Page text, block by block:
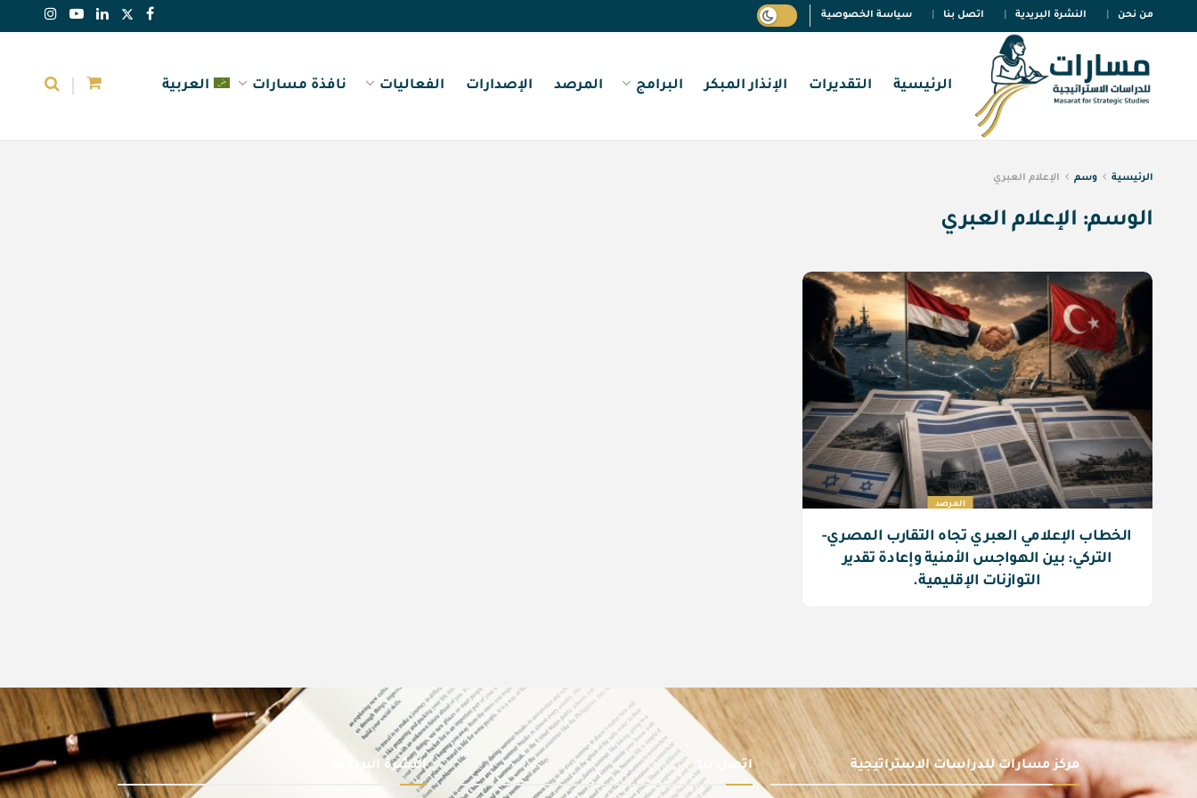
من نحن النشرة البريدية اتصل بنا سياسة الخصوصية
الرئيسية التقديرات الإنذار المبكر البرامج المرصد الإصدارات الفعاليات نافذة مسارات العربية
الرئيسية وسم الإعلام العبري
الوسم: الإعلام العبري
المرصد
الخطاب الإعلامي العبري تجاه التقارب المصري-
التركي: بين الهواجس الأمنية وإعادة تقدير
التوازنات الإقليمية.
مركز مسارات للدراسات الاستراتيجية اتصل بنا النشرة البريدية